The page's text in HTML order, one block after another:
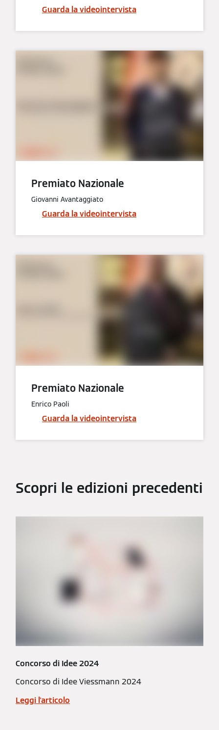
Guarda la videointervista
Premiato Nazionale
Giovanni Avantaggiato
Guarda la videointervista
Premiato Nazionale
Enrico Paoli
Guarda la videointervista
Scopri le edizioni precedenti
Concorso di Idee 2024
Concorso di Idee Viessmann 2024
Leggi l'articolo